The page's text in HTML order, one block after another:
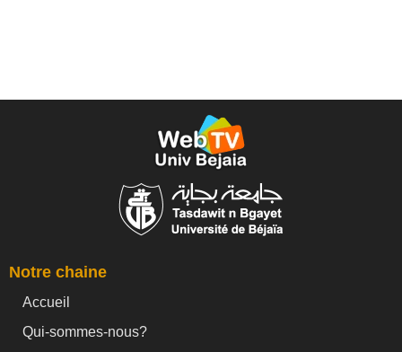
Notre chaine
Accueil
Qui-sommes-nous?